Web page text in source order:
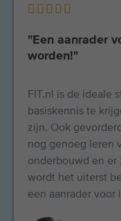
    
"Een aanrader
worden!"
FIT.nl is de ideale
basiskennis te
zijn. Ook
nog genoeg leren
onderbouwd en er
wordt het uiterst
een aanrader